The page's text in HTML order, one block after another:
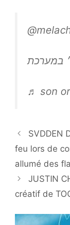
במערכת
SVDDEN
feu lors de
allumé des
JUSTIN
créatif de